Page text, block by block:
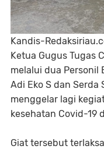
Kandis-
Ketua Gugus Tugas
melalui dua Personil
Adi Eko S dan Serda
menggelar lagi
kesehatan Covid-19
Giat tersebut